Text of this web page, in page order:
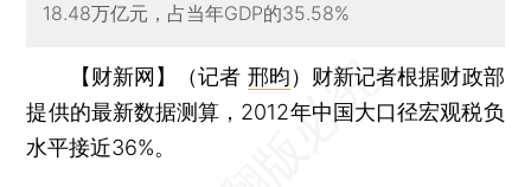
18.48万亿元，占当年GDP的35.58%
【财新网】（记者 邢昀） 财新记者根据财政部
提供的最新数据测算，2012年中国大口径宏观税负
水平接近36%。